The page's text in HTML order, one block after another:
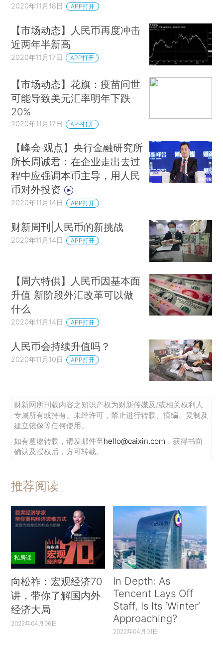
2020年11月18日 APP打开
【市场动态】人民币再度冲击
近两年半新高
2020年11月17日 APP打开
【市场动态】花旗：疫苗问世
可能导致美元汇率明年下跌
20%
2020年11月17日 APP打开
【峰会·观点】央行金融研究所
所长周诚君：在企业走出去过
程中应强调本币主导，用人民
币对外投资
2020年11月14日 APP打开
财新周刊|人民币的新挑战
2020年11月14日 APP打开
【周六特供】人民币因基本面
升值 新阶段外汇改革可以做
什么
2020年11月14日 APP打开
人民币会持续升值吗？
2020年11月10日 APP打开
财新网所刊载内容之知识产权为财新传媒及/或相关权利人
专属所有或持有。未经许可，禁止进行转载、摘编、复制及
建立镜像等任何使用。
如有意愿转载，请发邮件至hello@caixin.com ，获得书面
确认及授权后，方可转载。
推荐阅读
私房课
向松祚：宏观经济70
讲，带你了解国内外
经济大局
2022年04月06日
In Depth: As
Tencent Lays Off
Staff, Is Its ‘Winter’
Approaching?
2022年04月01日